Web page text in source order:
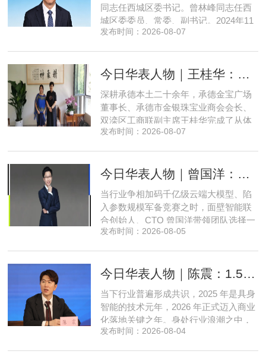
同志任西城区委书记。曾林峰同志任西
城区委委员、常委、副书记。2024年11
月，郅海杰任北京市西城区委副书记，
记、区长。至此番履新。郅海杰，男，
职研究生，中共党员。曾任北京
发布时间：2026-08-07
深耕承德本土二十余年，承德金宝广场
董事长、承德市金银珠宝业商会会长、
双滦区工商联副主席王桂华完成了从体
制内从业者、玉石珠宝创业者，到地产
来，三四线城市创业最忌讳浮躁跟风、
立足本地需求顺势迭代，方能穿
发布时间：2026-08-07
当行业争相加码千亿级云端大模型、陷
入参数规模军备竞赛之时，面壁智能联
合创始人、CTO 曾国洋带领团队选择一
条小众赛道：深耕端侧轻量化大模型，
的技术深耕与严谨的工程思维，走出国
布局中，自然流畅的全模态
发布时间：2026-08-05
当下行业普遍形成共识，2025 年是具身
智能的技术元年，2026 年正式迈入商业
化落地关键之年。身处行业浪潮之中，
享刻智能创始人、CEO 陈震表示，当前
发布时间：2026-08-04